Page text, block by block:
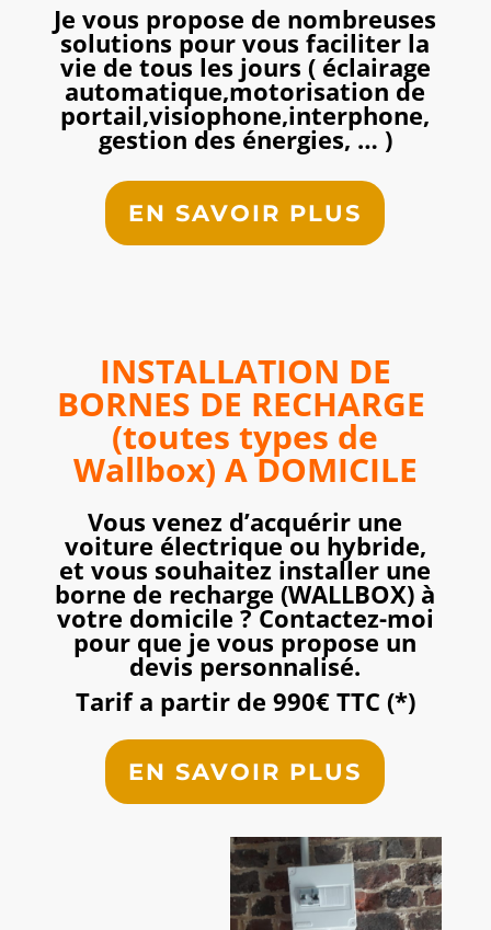
Je vous propose de nombreuses
solutions pour vous faciliter la
vie de tous les jours ( éclairage
automatique,motorisation de
portail,visiophone,interphone,
gestion des énergies, … )
EN SAVOIR PLUS
INSTALLATION DE
BORNES DE RECHARGE
(toutes types de
Wallbox) A DOMICILE
Vous venez d’acquérir une
voiture électrique ou hybride,
et vous souhaitez installer une
borne de recharge (WALLBOX) à
votre domicile ? Contactez-moi
pour que je vous propose un
devis personnalisé.
Tarif a partir de 990€ TTC (*)
EN SAVOIR PLUS